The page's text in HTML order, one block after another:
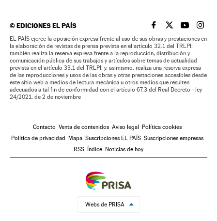
©EDICIONES EL PAÍS EL PAÍS BRASIL EN
EL PAÍSEL PAÍS
EL
EL PAÍS ejerce la oposición expresa frente al uso de sus obras y prestaciones en
la elaboración de revistas de prensa prevista en el artículo 32.1 del TRLPI;
también realiza la reserva expresa frente a la reproducción, distribución y
comunicación pública de sus trabajos y artículos sobre temas de actualidad
prevista en el artículo 33.1 del TRLPI; y, asimismo, realiza una reserva expresa
de las reproducciones y usos de las obras y otras prestaciones accesibles desde
este sitio web a medios de lectura mecánica u otros medios que resulten
adecuados a tal fin de conformidad con el artículo 67.3 del Real Decreto - ley
24/2021, de 2 de noviembre
Contacto Venta de contenidos Aviso legal
Política cookies
Política de privacidad
Mapa Suscripciones EL PAÍS Suscripciones empresas
RSS
Índice Noticias de hoy
Webs de PRISA